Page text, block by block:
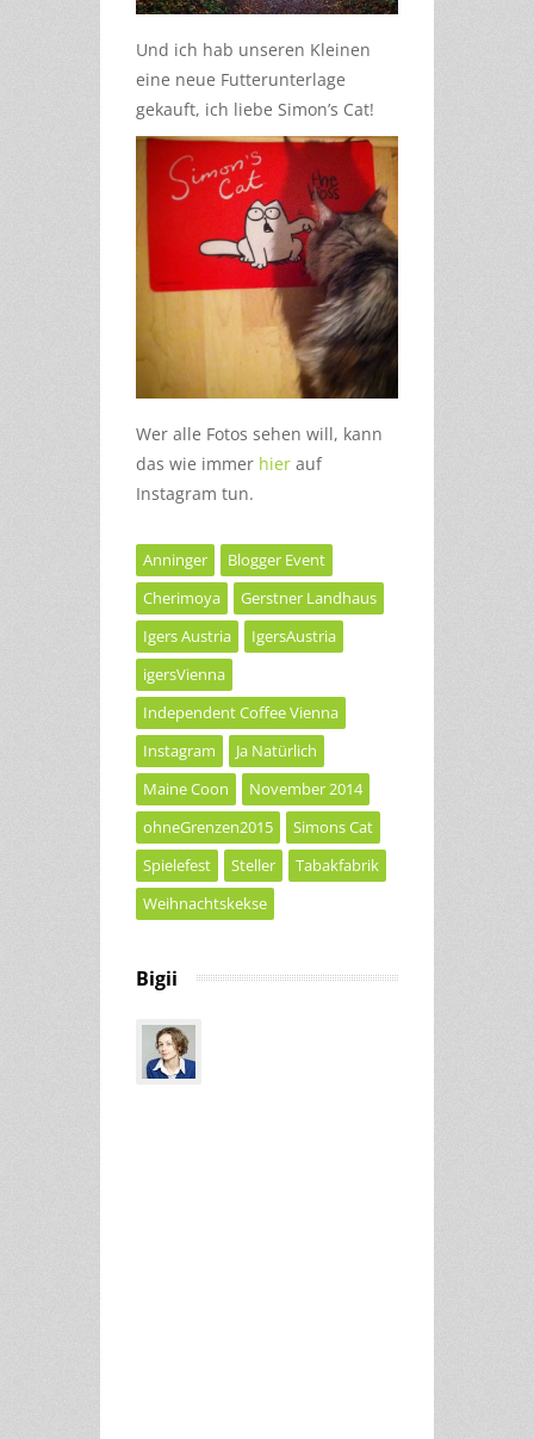
Und ich hab unseren Kleinen
eine neue Futterunterlage
gekauft, ich liebe Simon’s Cat!
Wer alle Fotos sehen will, kann
das wie immer hier auf
Instagram tun.
Anninger
Blogger Event
Cherimoya
Gerstner Landhaus
Igers Austria
IgersAustria
igersVienna
Independent Coffee Vienna
Instagram
Ja Natürlich
Maine Coon
November 2014
ohneGrenzen2015
Simons Cat
Spielefest
Steller
Tabakfabrik
Weihnachtskekse
Bigii